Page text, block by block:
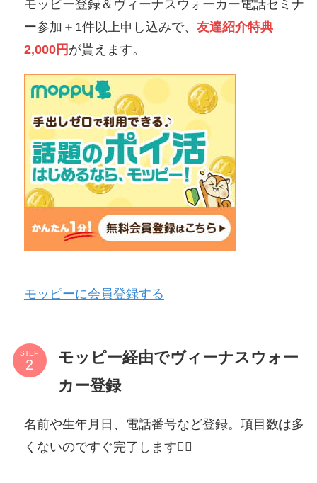
モッピー登録＆ヴィーナスウォーカー電話セミナ
ー参加＋1件以上申し込みで、 友達紹介特典
2,000円 が貰えます。
モッピーに会員登録する
STEP
モッピー経由でヴィーナスウォー
カー登録
名前や生年月日、電話番号など登録。項目数は多
くないのですぐ完了します🙆‍♀️